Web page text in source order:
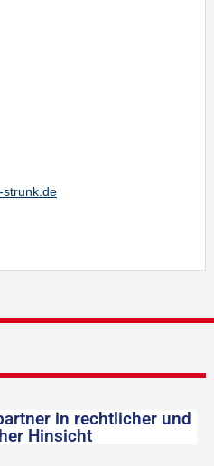
strunk.de
in rechtlicher und
Hinsicht